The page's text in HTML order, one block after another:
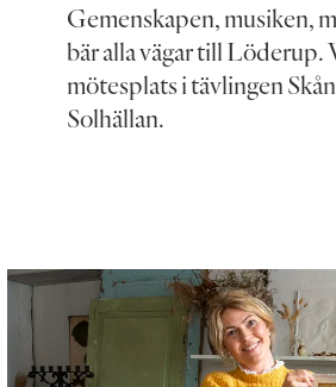
Gemenskapen, musiken,
bär alla vägar till Löderup.
mötesplats i tävlingen
Solhällan.